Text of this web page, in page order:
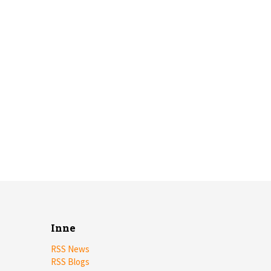
Inne
RSS News
RSS Blogs